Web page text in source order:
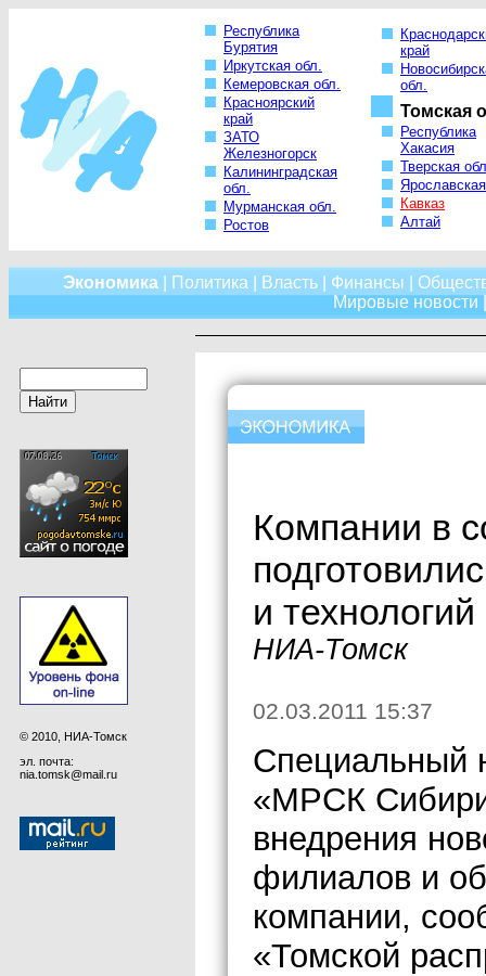
Республика
Бурятия
Иркутская обл.
Кемеровская обл.
Красноярский
край
ЗАТО
Железногорск
Калининградская
обл.
Мурманская обл.
Ростов
край
обл.
Томская
Республика
Хакасия
Тверская
Кавказ
Алтай
Экономика| Политика Власть| Финансы
Мировые новости
© 2010, НИА-Томск
эл. почта:
nia.tomsk@mail.ru
Компании в
и технологий
НИА-Томск
02.03.2011 15:37
Специальный
«МРСК
внедрения
филиалов и
компании,
«Томской